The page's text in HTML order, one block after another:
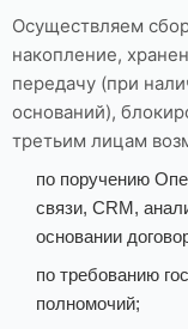
Осуществляем
накопление,
передачу (при
оснований),
третьим лицам
по поручению
связи, CRM,
основании
по требованию
полномочий;